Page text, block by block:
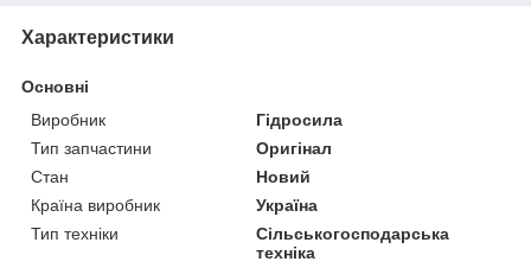
Характеристики
Основні
Виробник
Гідросила
Тип запчастини
Оригінал
Стан
Новий
Країна виробник
Україна
Тип техніки
Сільськогосподарська
техніка